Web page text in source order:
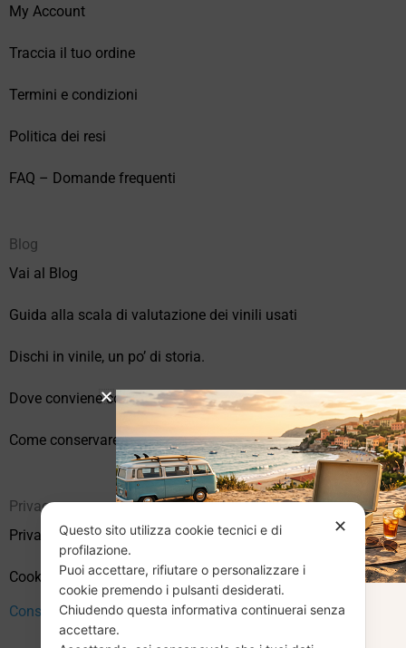
My Account
Traccia il tuo ordine
Termini e condizioni
Politica dei resi
FAQ – Domande frequenti
Blog
Vai al Blog
Guida alla scala di valutazione dei vinili usati
Dischi in vinile, un po’ di storia.
Dove conviene comprare vinili online?
Come conservare correttamente i vinili usati
Privacy
Privacy Policy
Cookie Policy (UE)
Consenso
✕
Questo sito utilizza cookie tecnici e di
profilazione.
Puoi accettare, rifiutare o personalizzare i
cookie premendo i pulsanti desiderati.
Chiudendo questa informativa continuerai senza
accettare.
CHIUSURA